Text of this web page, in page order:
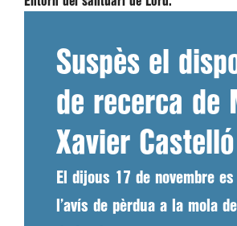
Suspès el
de recerca de
Xavier Castelló
El dijous 17 de novembre
l’avís de pèrdua a la mola